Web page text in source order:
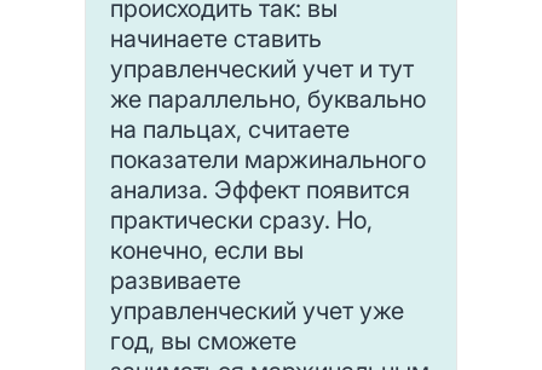
происходить так: вы
начинаете ставить
управленческий учет и тут
же параллельно, буквально
на пальцах, считаете
показатели маржинального
анализа. Эффект появится
практически сразу. Но,
конечно, если вы
развиваете
управленческий учет уже
год, вы сможете